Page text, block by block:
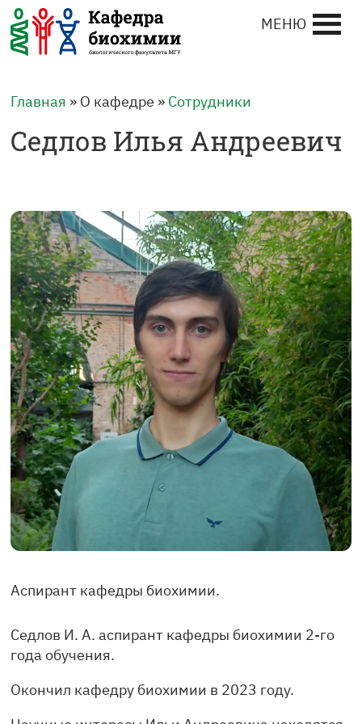
МЕНЮ
Главная » О кафедре » Сотрудники
Седлов Илья Андреевич
Аспирант кафедры биохимии.
Седлов И. А. аспирант кафедры биохимии 2-го
года обучения.
Окончил кафедру биохимии в 2023 году.